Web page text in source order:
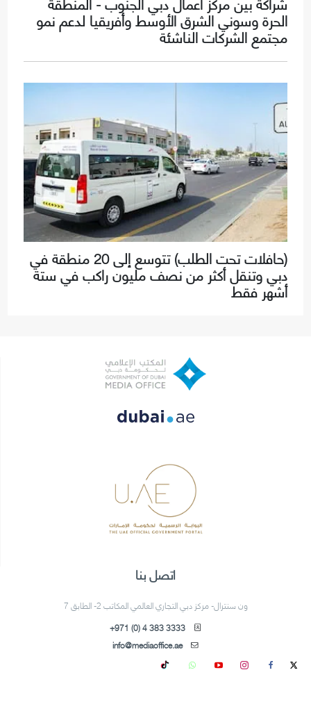
الحرة وسوني الشرق الأوسط وأفريقيا لدعم نمو
مجتمع الشركات الناشئة
(حافلات تحت الطلب) تتوسع إلى 20 منطقة في
دبي وتنقل أكثر من نصف مليون راكب في ستة
أشهر فقط
اتصل بنا
ون سنترال- مركز دبي التجاري العالمي المكاتب 2- الطابق 7
+971 (0) 4 383 3333
info@mediaoffice.ae